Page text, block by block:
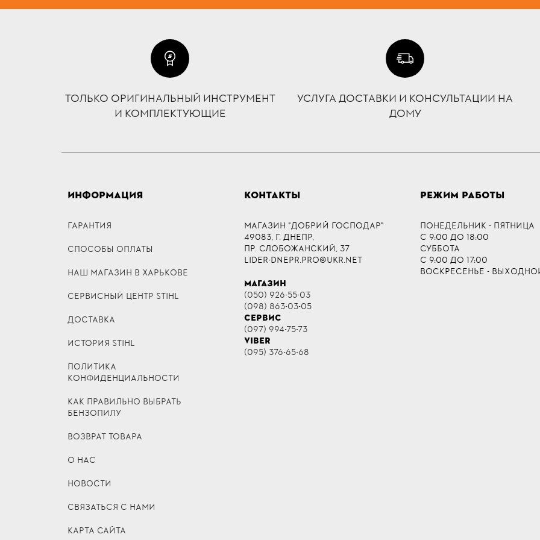
ТОЛЬКО ОРИГИНАЛЬНЫЙ ИНСТРУМЕНТ
И КОМПЛЕКТУЮЩИЕ
УСЛУГА ДОСТАВКИ И КОНСУЛЬТАЦИИ НА
ДОМУ
ИНФОРМАЦИЯ
ГАРАНТИЯ
СПОСОБЫ ОПЛАТЫ
НАШ МАГАЗИН В ХАРЬКОВЕ
СЕРВИСНЫЙ ЦЕНТР STIHL
ДОСТАВКА
ИСТОРИЯ STIHL
ПОЛИТИКА
КОНФИДЕНЦИАЛЬНОСТИ
КАК ПРАВИЛЬНО ВЫБРАТЬ
БЕНЗОПИЛУ
ВОЗВРАТ ТОВАРА
О НАС
НОВОСТИ
СВЯЗАТЬСЯ С НАМИ
КАРТА САЙТА
КОНТАКТЫ
МАГАЗИН "ДОБРИЙ ГОСПОДАР"
49083, Г. ДНЕПР,
ПР. СЛОБОЖАНСКИЙ, 37
LIDER-DNEPR.PRO@UKR.NET
МАГАЗИН
(050) 926-55-03
(098) 863-03-05
СЕРВИС
(097) 994-75-73
VIBER
(095) 376-65-68
РЕЖИМ РАБОТЫ
ПОНЕДЕЛЬНИК - ПЯТНИЦА
С 9:00 ДО 18:00
СУББОТА
С 9:00 ДО 17:00
ВОСКРЕСЕНЬЕ -